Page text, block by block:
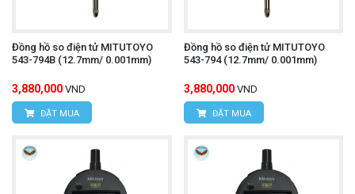
Đồng hồ so điện tử MITUTOYO
543-794B (12.7mm/ 0.001mm)
3,880,000 VND
ĐẶT MUA
Đồng hồ so điện tử MITUTOYO
543-794 (12.7mm/ 0.001mm)
3,880,000 VND
ĐẶT MUA